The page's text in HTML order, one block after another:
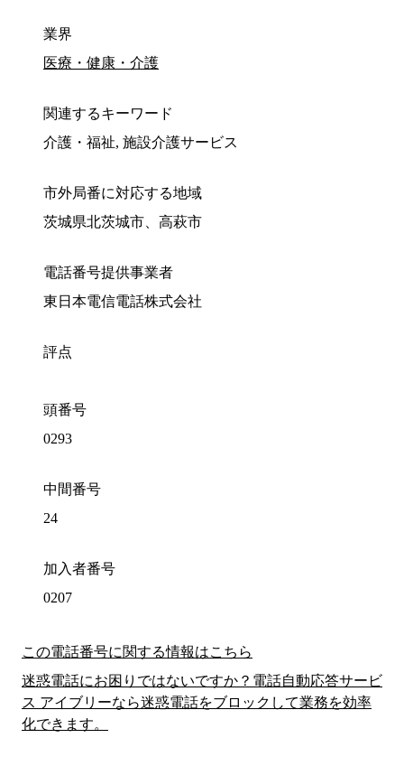
業界
医療・健康・介護
関連するキーワード
介護・福祉, 施設介護サービス
市外局番に対応する地域
茨城県北茨城市、高萩市
電話番号提供事業者
東日本電信電話株式会社
評点
頭番号
0293
中間番号
24
加入者番号
0207
この電話番号に関する情報はこちら
迷惑電話にお困りではないですか？電話自動応答サービ
ス アイブリーなら迷惑電話をブロックして業務を効率
化できます。